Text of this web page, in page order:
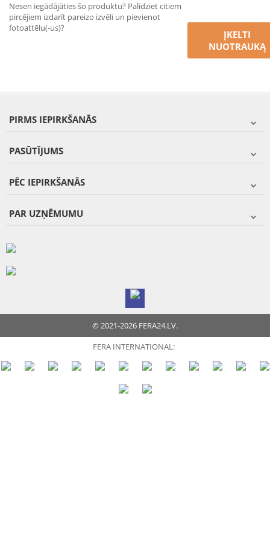
Nesen iegādājāties šo produktu? Palīdziet citiem
pircējiem izdarīt pareizo izvēli un pievienot
fotoattēlu(-us)?
ĮKELTI
NUOTRAUKĄ
PIRMS IEPIRKŠANĀS
PASŪTĪJUMS
PĒC IEPIRKŠANĀS
PAR UZŅĒMUMU
© 2021-2026 FERA24.LV.
FERA INTERNATIONAL: